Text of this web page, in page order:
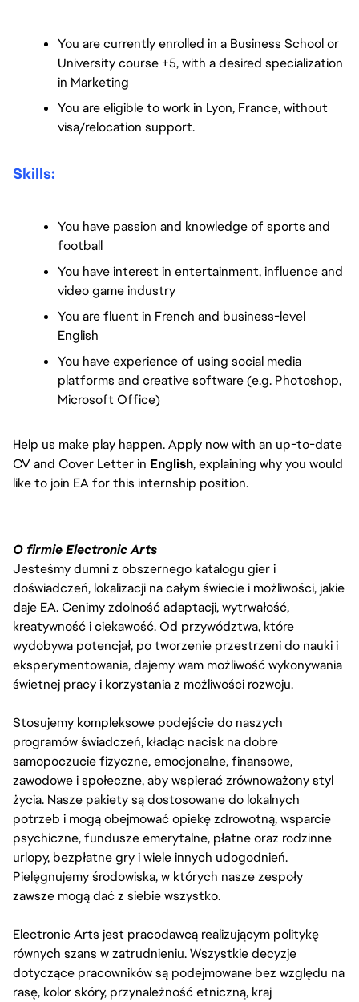
You are currently enrolled in a Business School or
University course +5, with a desired specialization
in Marketing
You are eligible to work in Lyon, France, without
visa/relocation support.
Skills:
You have passion and knowledge of sports and
football
You have interest in entertainment, influence and
video game industry
You are fluent in French and business-level
English
You have experience of using social media
platforms and creative software (e.g. Photoshop,
Microsoft Office)
Help us make play happen. Apply now with an up-to-date
CV and Cover Letter in English, explaining why you would
like to join EA for this internship position.
O firmie Electronic Arts
Jesteśmy dumni z obszernego katalogu gier i
doświadczeń, lokalizacji na całym świecie i możliwości, jakie
daje EA. Cenimy zdolność adaptacji, wytrwałość,
kreatywność i ciekawość. Od przywództwa, które
wydobywa potencjał, po tworzenie przestrzeni do nauki i
eksperymentowania, dajemy wam możliwość wykonywania
świetnej pracy i korzystania z możliwości rozwoju.
Stosujemy kompleksowe podejście do naszych
programów świadczeń, kładąc nacisk na dobre
samopoczucie fizyczne, emocjonalne, finansowe,
zawodowe i społeczne, aby wspierać zrównoważony styl
życia. Nasze pakiety są dostosowane do lokalnych
potrzeb i mogą obejmować opiekę zdrowotną, wsparcie
psychiczne, fundusze emerytalne, płatne oraz rodzinne
urlopy, bezpłatne gry i wiele innych udogodnień.
Pielęgnujemy środowiska, w których nasze zespoły
zawsze mogą dać z siebie wszystko.
Electronic Arts jest pracodawcą realizującym politykę
równych szans w zatrudnieniu. Wszystkie decyzje
dotyczące pracowników są podejmowane bez względu na
rasę, kolor skóry, przynależność etniczną, kraj